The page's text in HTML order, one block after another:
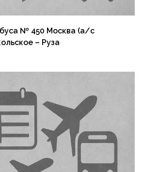
№ 450 Москва (а/с
– Руза